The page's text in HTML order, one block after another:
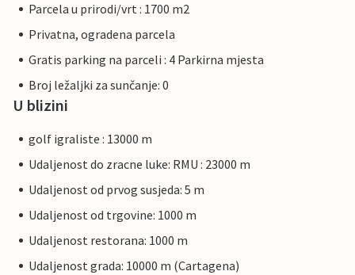
Parcela u prirodi/vrt : 1700 m2
Privatna, ogradena parcela
Gratis parking na parceli : 4 Parkirna mjesta
Broj ležaljki za sunčanje: 0
U blizini
golf igraliste : 13000 m
Udaljenost do zracne luke: RMU : 23000 m
Udaljenost od prvog susjeda: 5 m
Udaljenost od trgovine: 1000 m
Udaljenost restorana: 1000 m
Udaljenost grada: 10000 m (Cartagena)